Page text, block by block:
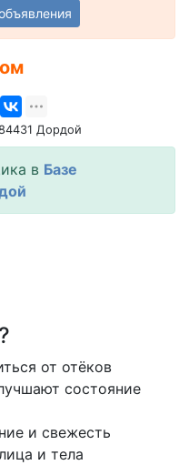
Дордой
в Базе
от отёков
состояние
и свежесть
и тела